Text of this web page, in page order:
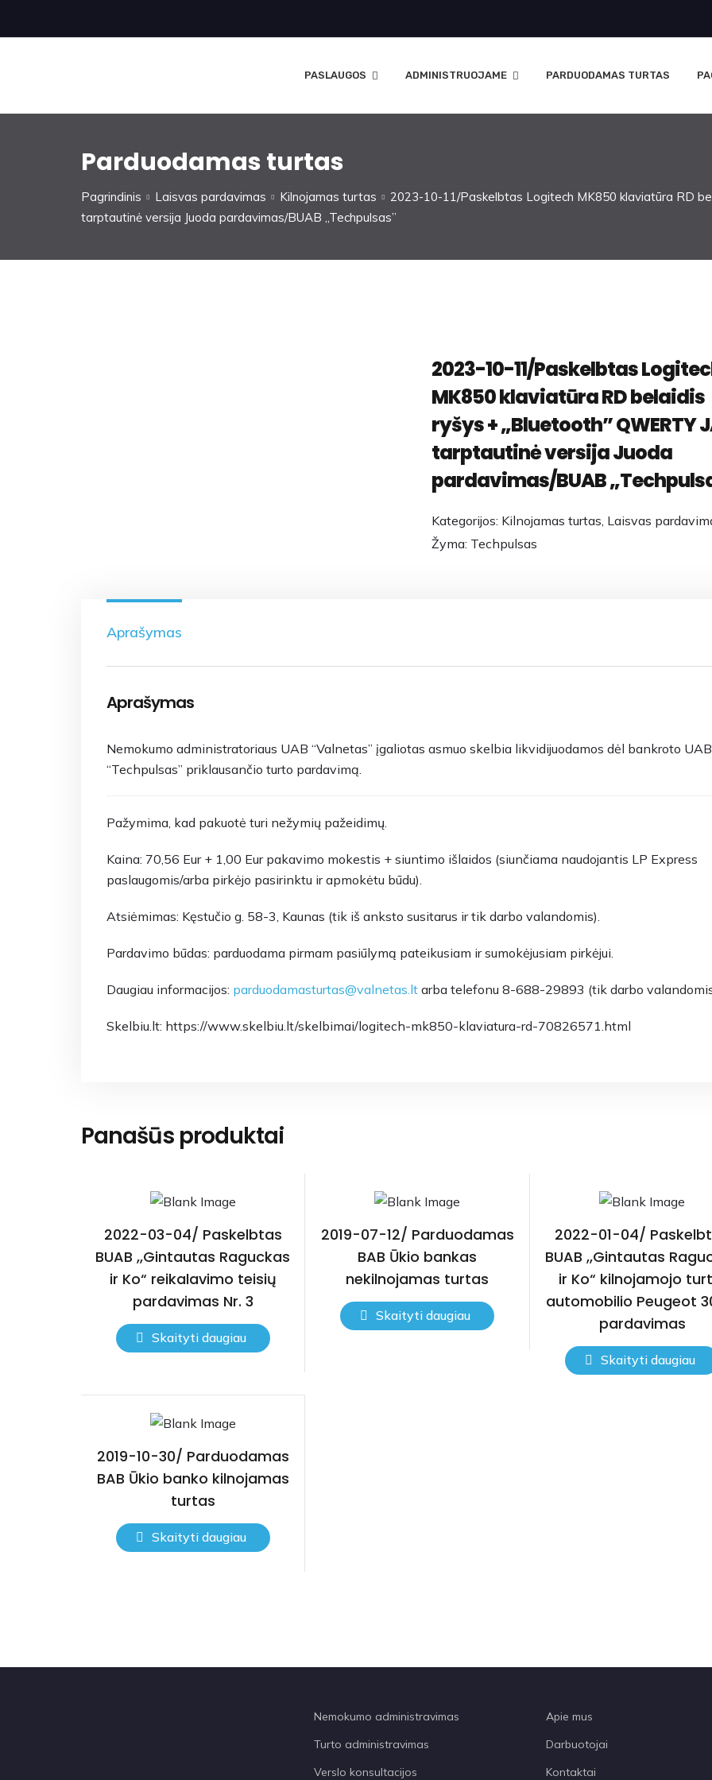
PASLAUGOS ADMINISTRUOJAME PARDUODAMAS TURTAS
Parduodamas turtas
Pagrindinis Laisvas pardavimas Kilnojamas turtas
2023-10-11/Paskelbtas Logitech MK850 klaviatūra RD
tarptautinė versija Juoda pardavimas/BUAB „Techpulsas”
2023-10-11/Paskelbtas
MK850 klaviatūra RD belaidis
ryšys + „Bluetooth” QWERTY
tarptautinė versija Juoda
pardavimas/BUAB
Kategorijos: Kilnojamas turtas, Laisvas
Žyma: Techpulsas
Aprašymas
Aprašymas
Nemokumo administratoriaus UAB “Valnetas” įgaliotas asmuo skelbia likvidijuodamos dėl bankroto UAB
“Techpulsas” priklausančio turto pardavimą.
Pažymima, kad pakuotė turi nežymių pažeidimų.
Kaina: 70,56 Eur + 1,00 Eur pakavimo mokestis + siuntimo išlaidos (siunčiama naudojantis LP Express
paslaugomis/arba pirkėjo pasirinktu ir apmokėtu būdu).
Atsiėmimas: Kęstučio g. 58-3, Kaunas (tik iš anksto susitarus ir tik darbo valandomis).
Pardavimo būdas: parduodama pirmam pasiūlymą pateikusiam ir sumokėjusiam pirkėjui.
Daugiau informacijos: parduodamasturtas@valnetas.lt arba telefonu 8-688-29893 (tik darbo
Skelbiu.lt: https://www.skelbiu.lt/skelbimai/logitech-mk850-klaviatura-rd-70826571.html
Panašūs produktai
2022-03-04/ Paskelbtas
BUAB ,,Gintautas Raguckas
ir Ko“ reikalavimo teisių
pardavimas Nr. 3
Skaityti daugiau
2019-07-12/ Parduodamas
BAB Ūkio bankas
nekilnojamas turtas
Skaityti daugiau
2022-01-04/
BUAB ,,Gintautas
ir Ko“ kilnojamojo
automobilio Peugeot
pardavimas
Skaityti daugiau
2019-10-30/ Parduodamas
BAB Ūkio banko kilnojamas
turtas
Skaityti daugiau
Nemokumo administravimas
Turto administravimas
Verslo konsultacijos
Apie mus
Darbuotojai
Kontaktai